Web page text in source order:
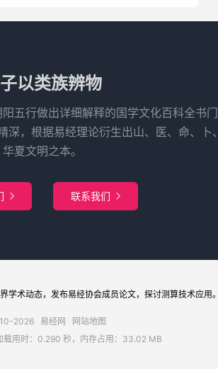
以类族辨物
五行做出详细解释的国学文化百科全书
，根据易经理论衍生出山、医、命、卜
华夏文明之本。
 联系我们 
学术动态，发布易经协会成员论文，探讨测算技术应用。
2026 易经网
网站地图
载用时：0.290 秒，内存占用：33.02 MB